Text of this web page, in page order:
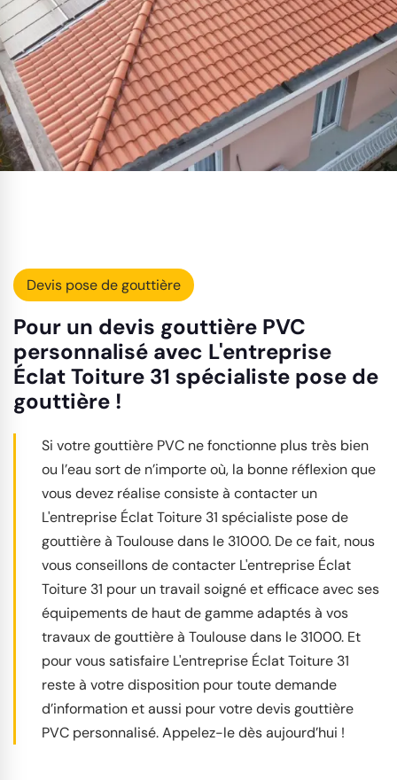
Devis pose de gouttière
Pour un devis gouttière PVC
personnalisé avec L'entreprise
Éclat Toiture 31 spécialiste pose de
gouttière !
Si votre gouttière PVC ne fonctionne plus très bien
ou l’eau sort de n’importe où, la bonne réflexion que
vous devez réalise consiste à contacter un
L'entreprise Éclat Toiture 31 spécialiste pose de
gouttière à Toulouse dans le 31000. De ce fait, nous
vous conseillons de contacter L'entreprise Éclat
Toiture 31 pour un travail soigné et efficace avec ses
équipements de haut de gamme adaptés à vos
travaux de gouttière à Toulouse dans le 31000. Et
pour vous satisfaire L'entreprise Éclat Toiture 31
reste à votre disposition pour toute demande
d’information et aussi pour votre devis gouttière
PVC personnalisé. Appelez-le dès aujourd’hui !